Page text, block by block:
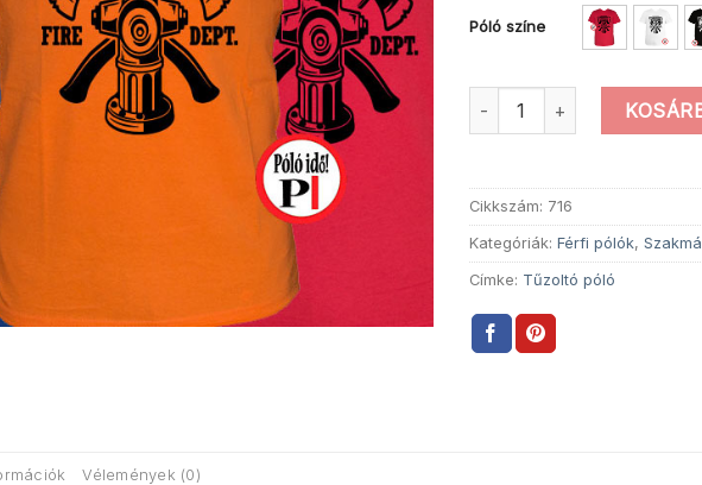
Póló színe
Önkéntes Tűzoltó Póló
Cikkszám: 716
Kategóriák: Férfi pólók,
Címke: Tűzoltó póló
Vélemények (0)